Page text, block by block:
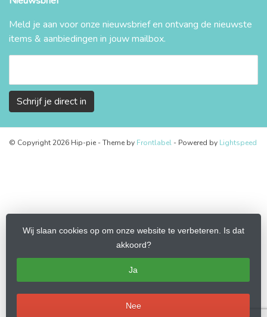
Meld je aan voor onze nieuwsbrief en ontvang de nieuwste
items & aanbiedingen in jouw mailbox.
Schrijf je direct in
Wij slaan cookies op om onze website te verbeteren. Is dat
akkoord?
Ja
Nee
© Copyright 2026 Hip-pie - Theme by Frontlabel - Powered by Lightspeed